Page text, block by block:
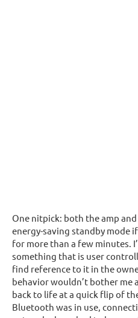
One nitpick: both the amp
energy-saving standby mode
for more than a few minutes.
something that is user
find reference to it in the
behavior wouldn’t bother me
back to life at a quick flip of
Bluetooth was in use,